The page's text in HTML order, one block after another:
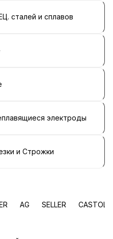
сталей и сплавов
электроды
и Строжки
AG SELLER CASTOLIN